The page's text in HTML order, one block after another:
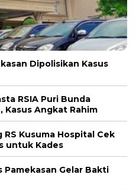
Dipolisikan Kasus
RSIA Puri Bunda
Kasus Angkat Rahim
RS Kusuma Hospital Cek
untuk Kades
Pamekasan Gelar Bakti